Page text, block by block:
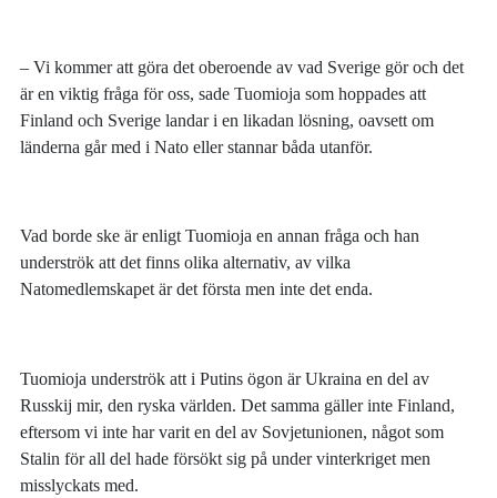
– Vi kommer att göra det oberoende av vad Sverige gör och det
är en viktig fråga för oss, sade Tuomioja som hoppades att
Finland och Sverige landar i en likadan lösning, oavsett om
länderna går med i Nato eller stannar båda utanför.
Vad borde ske är enligt Tuomioja en annan fråga och han
underströk att det finns olika alternativ, av vilka
Natomedlemskapet är det första men inte det enda.
Tuomioja underströk att i Putins ögon är Ukraina en del av
Russkij mir, den ryska världen. Det samma gäller inte Finland,
eftersom vi inte har varit en del av Sovjetunionen, något som
Stalin för all del hade försökt sig på under vinterkriget men
misslyckats med.